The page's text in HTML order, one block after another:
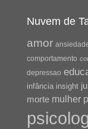
Nuvem de
amor
comportamento
depressao
infância insight
morte mulher